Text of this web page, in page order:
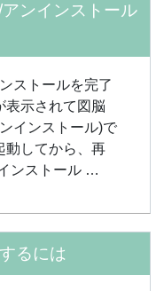
ンインストール
ストールを完了
表示されて図脳
インストール)で
動してから、再
ンストール …
るには